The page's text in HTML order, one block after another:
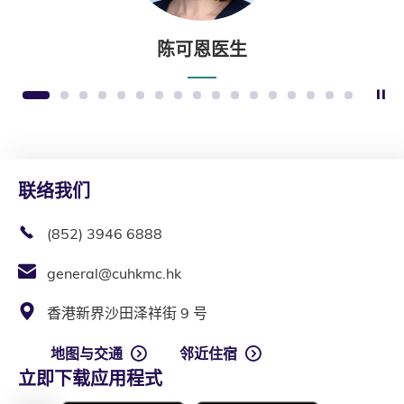
陈可恩医生
1 2 3 4 5 6 7 8 9 10 11 12 13 14 15 16 17
联络我们
(852) 3946 6888
general@cuhkmc.hk
香港新界沙田泽祥街 9 号
地图与交通 邻近住宿
立即下载应用程式